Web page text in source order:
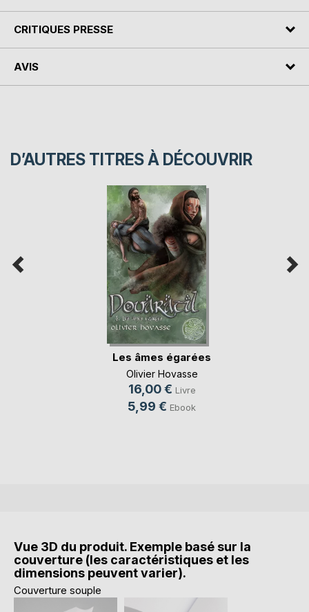
CRITIQUES PRESSE
AVIS
D’AUTRES TITRES À DÉCOUVRIR
Les âmes égarées
Olivier Hovasse
16,00 € Livre
5,99 € Ebook
Vue 3D du produit. Exemple basé sur la
couverture (les caractéristiques et les
dimensions peuvent varier).
Couverture souple